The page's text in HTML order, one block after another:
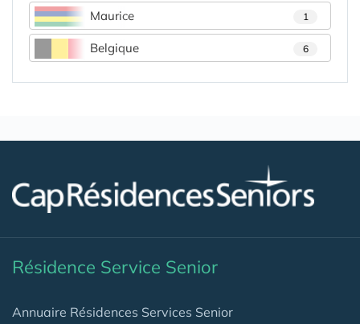
Maurice 1
Belgique 6
Résidence Service Senior
Annuaire Résidences Services Senior